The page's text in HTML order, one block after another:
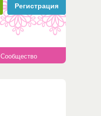
Регистрация
Сообщество